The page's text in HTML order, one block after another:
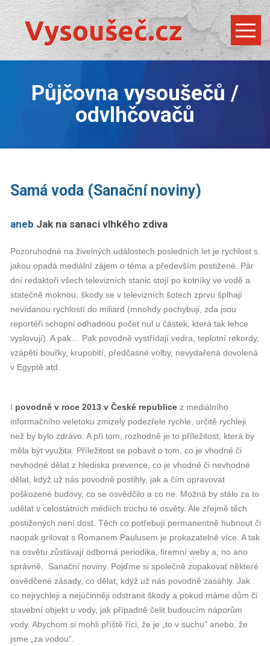
Půjčovna vysoušečů /
odvlhčovačů
Samá voda (Sanační noviny)
aneb Jak na sanaci vlhkého zdiva
Pozoruhodné na živelných událostech posledních let je rychlost s
jakou opadá mediální zájem o téma a především postižené. Pár
dní redaktoři všech televizních stanic stojí po kotníky ve vodě a
statečně moknou, škody se v televizních šotech zprvu šplhají
nevídanou rychlostí do miliard (mnohdy pochybuji, zda jsou
reportéři schopni odhadnou počet nul u částek, která tak lehce
vyslovují). A pak… Pak povodně vystřídají vedra, teplotní rekordy,
vzápětí bouřky, krupobití, předčasné volby, nevydařená dovolená
v Egyptě atd.
I povodně v roce 2013 v České republice z mediálního
informačního veletoku zmizely podezřele rychle, určitě rychleji
než by bylo zdrávo. A při tom, rozhodně je to příležitost, která by
měla být využita. Příležitost se pobavit o tom, co je vhodné či
nevhodné dělat z hlediska prevence, co je vhodné či nevhodné
dělat, když už nás povodně postihly, jak a čím opravovat
poškozené budovy, co se osvědčilo a co ne. Možná by stálo za to
udělat v celostátních médiích trochu té osvěty. Ale zřejmě těch
postižených není dost. Těch co potřebují permanentně hubnout či
naopak grilovat s Romanem Paulusem je prokazatelně více. A tak
na osvětu zůstávají odborná periodika, firemní weby a, no ano
správně, Sanační noviny. Pojďme si společně zopakovat některé
osvědčené zásady, co dělat, když už nás povodně zasáhly. Jak
co nejrychleji a nejúčinněji odstranit škody a pokud máme dům či
stavební objekt u vody, jak případně čelit budoucím náporům
vody. Abychom si mohli příště říci, že je „to v suchu“ anebo, že
jsme „za vodou“.